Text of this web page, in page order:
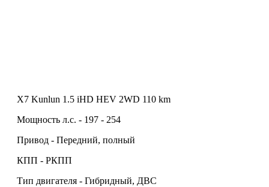
X7 Kunlun 1.5 iHD HEV 2WD 110 km
Мощность л.с. - 197 - 254
Привод - Передний, полный
КПП - РКПП
Тип двигателя - Гибридный, ДВС